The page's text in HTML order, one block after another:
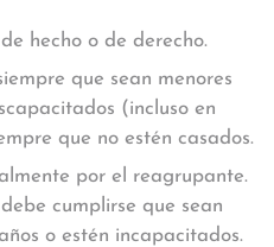
hecho o de derecho.
que sean menores
(incluso en
que no estén casados.
por el reagrupante.
cumplirse que sean
o estén incapacitados.